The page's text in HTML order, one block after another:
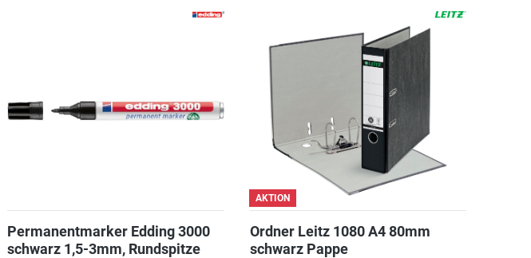
Permanentmarker Edding 3000
schwarz 1,5-3mm, Rundspitze
AKTION
Ordner Leitz 1080 A4 80mm
schwarz Pappe